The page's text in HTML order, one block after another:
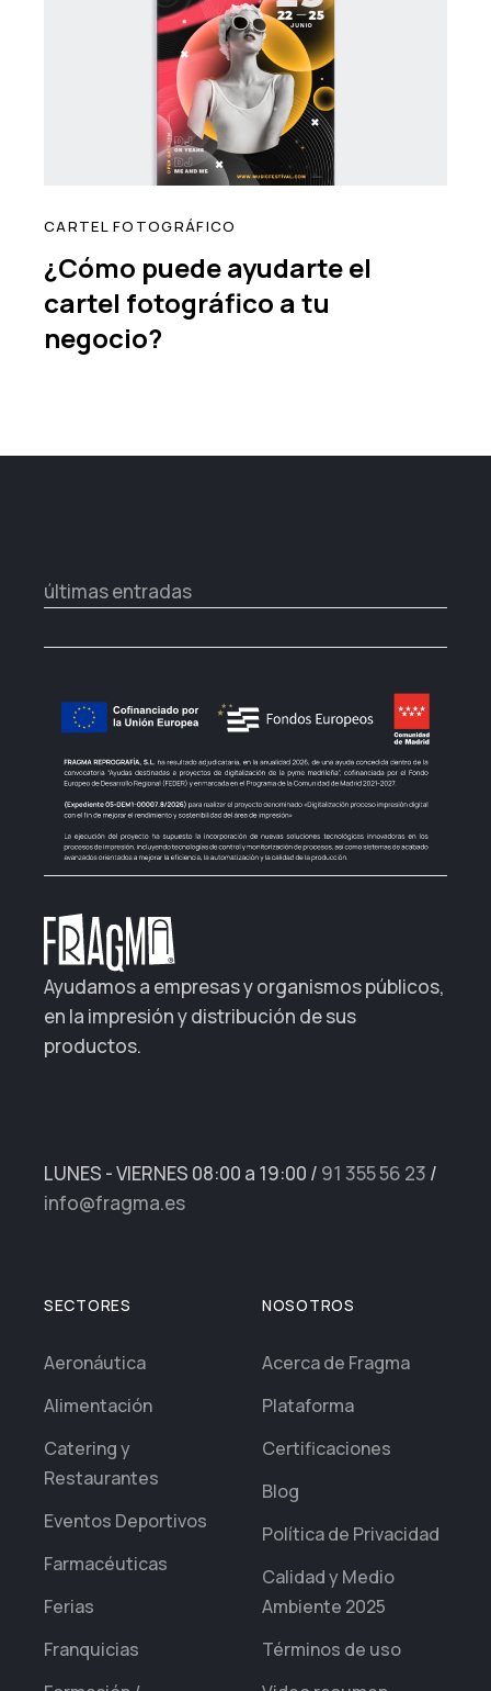
CARTEL FOTOGRÁFICO
¿Cómo puede ayudarte el
cartel fotográfico a tu
negocio?
últimas entradas
Ayudamos a empresas y organismos públicos,
en la impresión y distribución de sus
productos.
LUNES - VIERNES 08:00 a 19:00 / 91 355 56 23 /
info@fragma.es
SECTORES
Aeronáutica
Alimentación
Catering y
Restaurantes
Eventos Deportivos
Farmacéuticas
Ferias
Franquicias
NOSOTROS
Acerca de Fragma
Plataforma
Certificaciones
Blog
Política de Privacidad
Calidad y Medio
Ambiente 2025
Términos de uso